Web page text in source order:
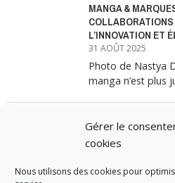
Gérer le
cookies
Nous utilisons des cookies pour
MANGA &
L’INNOVATION ET
31 AOÛT 2025
Photo de Nastya
manga n’est plus
MANGA &
ALLIANCE
Les interminables